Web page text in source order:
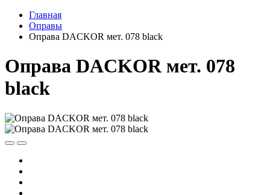
Главная
Оправы
Оправа DACKOR мет. 078 black
Оправа DACKOR мет. 078
black